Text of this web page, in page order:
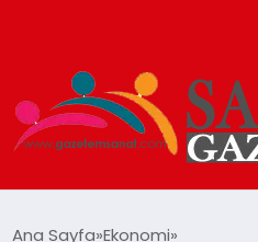
Ana Sayfa Ekonomi